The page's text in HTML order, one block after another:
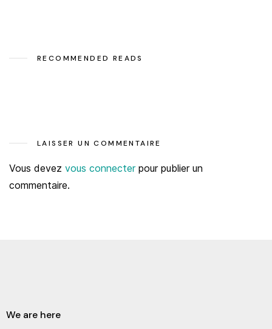
RECOMMENDED READS
LAISSER UN COMMENTAIRE
Vous devez vous connecterpour publier un
commentaire.
We are here